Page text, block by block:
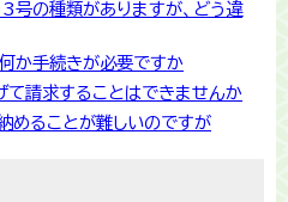
3号の種類がありますが、どう違
か手続きが必要ですか
請求することはできませんか
めることが難しいのですが